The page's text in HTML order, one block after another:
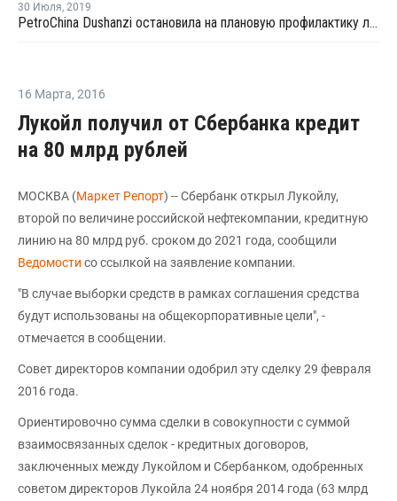
30 Июля, 2019
PetroChina Dushanzi остановила на плановую профилактику линию ПНД/ЛПНП № 1 в провинции Синьцзян
16 Марта, 2016
Лукойл получил от Сбербанка кредит
на 80 млрд рублей
МОСКВА (Маркет Репорт) -- Сбербанк открыл Лукойлу,
второй по величине российской нефтекомпании, кредитную
линию на 80 млрд руб. сроком до 2021 года, сообщили
Ведомости со ссылкой на заявление компании.
"В случае выборки средств в рамках соглашения средства
будут использованы на общекорпоративные цели", -
отмечается в сообщении.
Совет директоров компании одобрил эту сделку 29 февраля
2016 года.
Ориентировочно сумма сделки в совокупности с суммой
взаимосвязанных сделок - кредитных договоров,
заключенных между Лукойлом и Сбербанком, одобренных
советом директоров Лукойла 24 ноября 2014 года (63 млрд